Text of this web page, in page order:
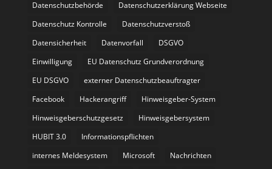
Datenschutzbehörde
Datenschutzerklärung Webseite
Datenschutz Kontrolle
Datenschutzverstoß
Datensicherheit
Datenvorfall
DSGVO
Einwilligung
EU Datenschutz Grundverordnung
EU DSGVO
externer Datenschutzbeauftragter
Facebook
Hackerangriff
Hinweisgeber-System
Hinweisgeberschutzgesetz
Hinweisgebersystem
HUBIT 3.0
Informationspflichten
internes Meldesystem
Microsoft
Nachrichten